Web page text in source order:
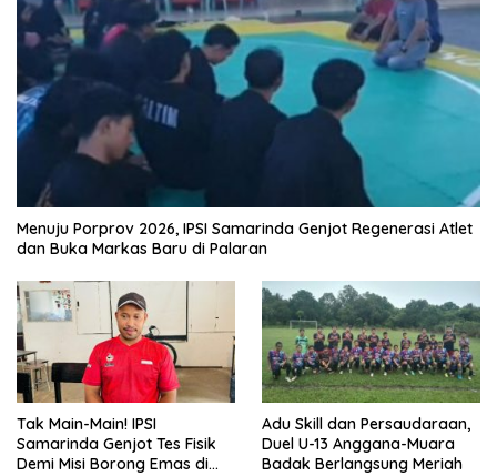
Menuju Porprov 2026, IPSI Samarinda Genjot Regenerasi Atlet
dan Buka Markas Baru di Palaran
Tak Main-Main! IPSI
Samarinda Genjot Tes Fisik
Demi Misi Borong Emas di
Adu Skill dan Persaudaraan,
Duel U-13 Anggana-Muara
Badak Berlangsung Meriah